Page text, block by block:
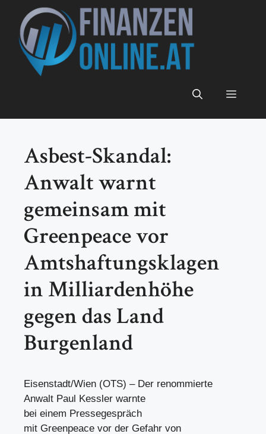
Inhalt
springen
Menü
Asbest-Skandal:
Anwalt warnt
gemeinsam mit
Greenpeace vor
Amtshaftungsklagen
in Milliardenhöhe
gegen das Land
Burgenland
Eisenstadt/Wien (OTS) – Der renommierte
Anwalt Paul Kessler warnte
bei einem Pressegespräch
mit Greenpeace vor der Gefahr von